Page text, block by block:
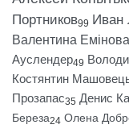
Портников99 Иван
Валентина Емінова
Ауслендер49
Костянтин
Прозапас35 Денис
Береза24 Олена